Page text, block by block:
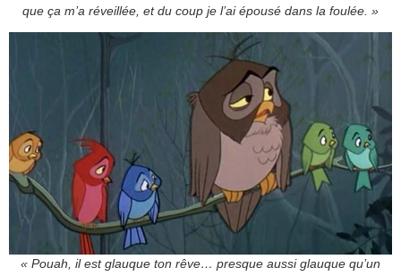
que ça m’a réveillée, et du coup je l’ai épousé dans la foulée. »
« Pouah, il est glauque ton rêve… presque aussi glauque qu’un